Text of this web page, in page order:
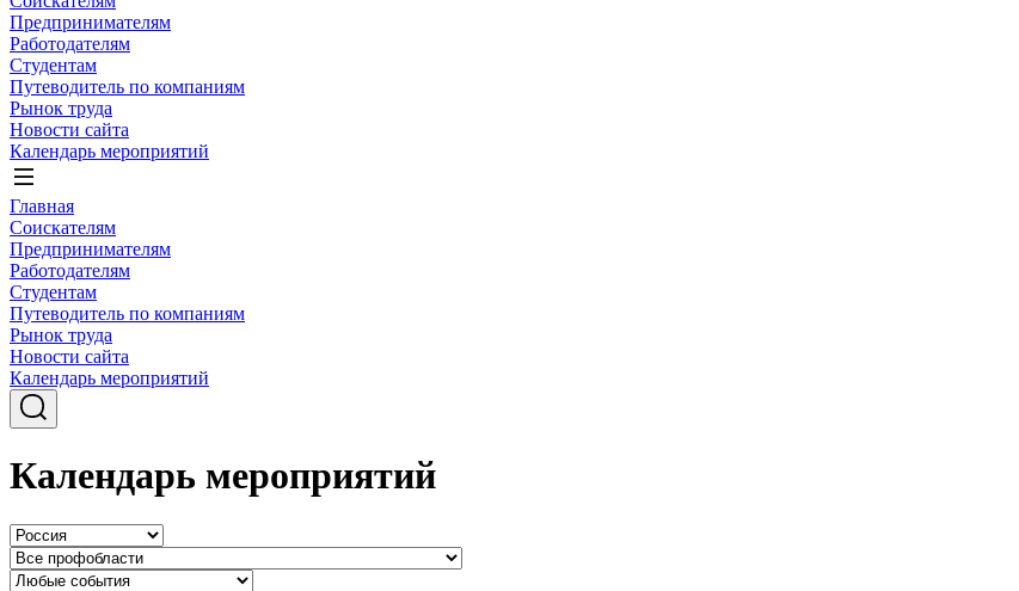
Предпринимателям
Работодателям
Студентам
Путеводитель по компаниям
Рынок труда
Новости сайта
Календарь мероприятий
Главная
Соискателям
Предпринимателям
Работодателям
Студентам
Путеводитель по компаниям
Рынок труда
Новости сайта
Календарь мероприятий
Календарь мероприятий